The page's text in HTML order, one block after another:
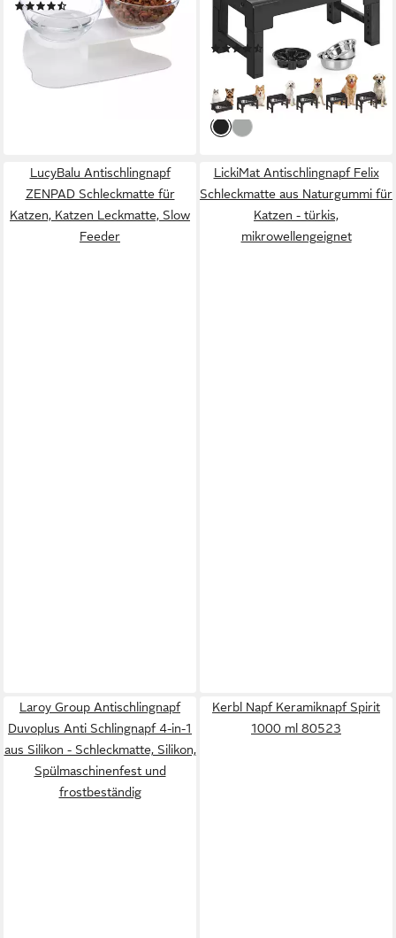
14,99 € UVP29,99 €
-50%
lieferbar - in 2-3 Werktagen bei dir
neigbar, Fressnäpfe mit
Gestell
(6)
UVP44,99 €
-26%
lieferbar - in 4-5 Werktagen bei dir
LucyBalu Antischlingnapf
ZENPAD Schleckmatte für
Katzen, Katzen Leckmatte, Slow
Feeder
LickiMat Antischlingnapf Felix
Schleckmatte aus Naturgummi für
Katzen - türkis,
mikrowellengeignet
Laroy Group Antischlingnapf
Duvoplus Anti Schlingnapf 4-in-1
aus Silikon - Schleckmatte, Silikon,
Spülmaschinenfest und
frostbeständig
Kerbl Napf Keramiknapf Spirit
1000 ml 80523